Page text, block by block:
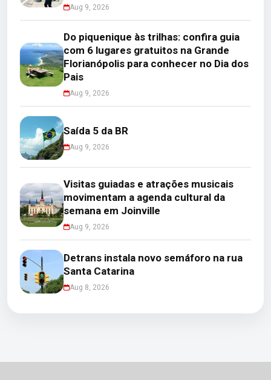
Aug 9, 2026
Do piquenique às trilhas: confira guia
com 6 lugares gratuitos na Grande
Florianópolis para conhecer no Dia dos
Pais
Aug 9, 2026
Saída 5 da BR
Aug 9, 2026
Visitas guiadas e atrações musicais
movimentam a agenda cultural da
semana em Joinville
Aug 9, 2026
Detrans instala novo semáforo na rua
Santa Catarina
Aug 8, 2026